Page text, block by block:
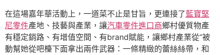
在這場嘉年華活動上，一道菜不止是甘旨，更連接了藍寶堅
尼零件產地、技藝與產業，讓汽車零件進口商鄉村優質物產
有穩定銷路、有增值空間、有brand賦能，讓鄉村產業從“被
動幫她從吧檯下面拿出兩件武器：一條精緻的蕾絲絲帶，和